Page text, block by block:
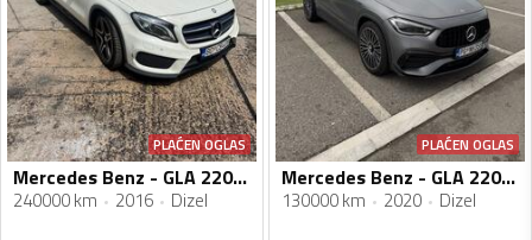
PLAĆEN OGLAS
Mercedes Benz - GLA 220 - GLA 220D 4MATIC AMG
240000 km 2016 Dizel
PLAĆEN OGLAS
Mercedes Benz - GLA 220 - AMG 4 MATIC LIMITED EDITION
130000 km 2020 Dizel